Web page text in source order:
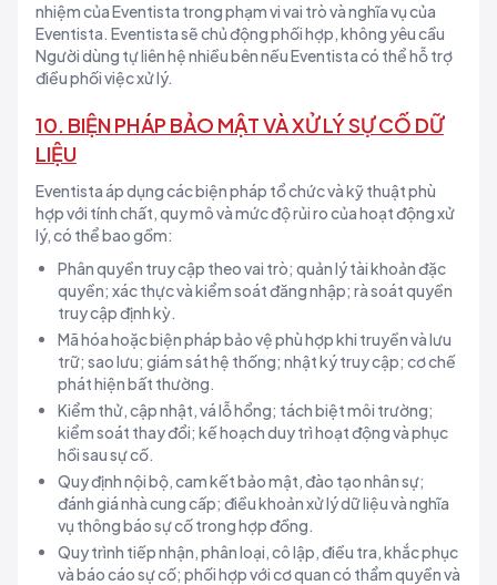
nhiệm của Eventista trong phạm vi vai trò và nghĩa vụ của
Eventista. Eventista sẽ chủ động phối hợp, không yêu cầu
Người dùng tự liên hệ nhiều bên nếu Eventista có thể hỗ trợ
điều phối việc xử lý.
10. BIỆN PHÁP BẢO MẬT VÀ XỬ LÝ SỰ CỐ DỮ
LIỆU
Eventista áp dụng các biện pháp tổ chức và kỹ thuật phù
hợp với tính chất, quy mô và mức độ rủi ro của hoạt động xử
lý, có thể bao gồm:
Phân quyền truy cập theo vai trò; quản lý tài khoản đặc
quyền; xác thực và kiểm soát đăng nhập; rà soát quyền
truy cập định kỳ.
Mã hóa hoặc biện pháp bảo vệ phù hợp khi truyền và lưu
trữ; sao lưu; giám sát hệ thống; nhật ký truy cập; cơ chế
phát hiện bất thường.
Kiểm thử, cập nhật, vá lỗ hổng; tách biệt môi trường;
kiểm soát thay đổi; kế hoạch duy trì hoạt động và phục
hồi sau sự cố.
Quy định nội bộ, cam kết bảo mật, đào tạo nhân sự;
đánh giá nhà cung cấp; điều khoản xử lý dữ liệu và nghĩa
vụ thông báo sự cố trong hợp đồng.
Quy trình tiếp nhận, phân loại, cô lập, điều tra, khắc phục
và báo cáo sự cố; phối hợp với cơ quan có thẩm quyền và